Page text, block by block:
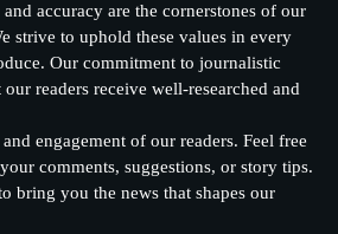
accuracy are the cornerstones of our
strive to uphold these values in every
Our commitment to journalistic
readers receive well-researched and
engagement of our readers. Feel free
comments, suggestions, or story tips.
bring you the news that shapes our